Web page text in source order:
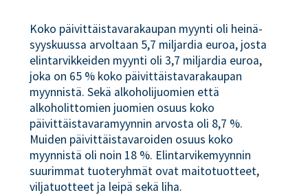
Koko päivittäistavarakaupan myynti oli heinä-
syyskuussa arvoltaan 5,7 miljardia euroa, josta
elintarvikkeiden myynti oli 3,7 miljardia euroa,
joka on 65 % koko päivittäistavarakaupan
myynnistä. Sekä alkoholijuomien että
alkoholittomien juomien osuus koko
päivittäistavaramyynnin arvosta oli 8,7 %.
Muiden päivittäistavaroiden osuus koko
myynnistä oli noin 18 %. Elintarvikemyynnin
suurimmat tuoteryhmät ovat maitotuotteet,
viljatuotteet ja leipä sekä liha.